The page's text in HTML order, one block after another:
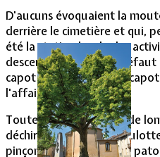
D'aucuns évoquaient la
derrière le cimetière et qui,
été la station locale des
descendait en luge. A
capot de voiture ou un
l'affaire.
Toutes les générations de
déchiré leurs fonds de
pinçons ou pinguions en